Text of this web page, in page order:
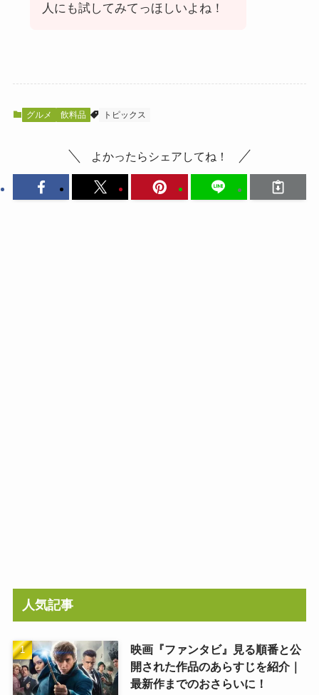
人にも試してみてっほしいよね！
グルメ 飲料品 トピックス
よかったらシェアしてね！
人気記事
映画『ファンタビ』見る順番と公
開された作品のあらすじを紹介｜
最新作までのおさらいに！